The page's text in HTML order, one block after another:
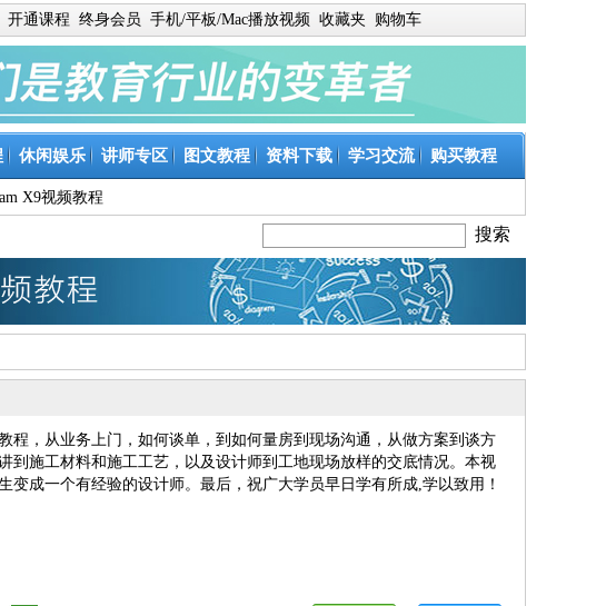
开通课程 终身会员 手机/平板/Mac播放视频 收藏夹 购物车
休闲娱乐 讲师专区 图文教程 资料下载 学习交流 购买教程
X9视频教程
程，从业务上门，如何谈单，到如何量房到现场沟通，从做方案到谈方
到施工材料和施工工艺，以及设计师到工地现场放样的交底情况。本视
变成一个有经验的设计师。最后，祝广大学员早日学有所成,学以致用！